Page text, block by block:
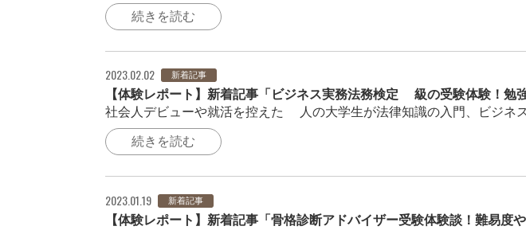
続きを読む
2023.02.02 新着記事
【体験レポート】新着記事「ビジネス実務法務検定3級の受験体験！勉
社会人デビューや就活を控えた3人の大学生が法律知識の入門、ビジ
続きを読む
2023.01.19 新着記事
【体験レポート】新着記事「骨格診断アドバイザー受験体験談！難易度